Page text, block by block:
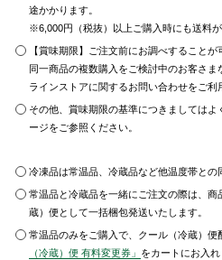
途かかります。
※6,000円（税抜）以上ご購入時にも送料
【賞味期限】ご注文前にお調べすることが
同一商品の複数購入をご検討中のお客さ
ラインストアに関するお問い合わせをご利
その他、賞味期限の基準につきましてはよ
ージをご参照ください。
冷凍品は常温品、冷蔵品など他温度帯との
常温品と冷蔵品を一緒にご注文の際は、
蔵）便として一括梱包発送いたします。
常温品のみをご購入で、クール（冷蔵）便
（冷蔵）便 有料変更券」 をカートにお入れ